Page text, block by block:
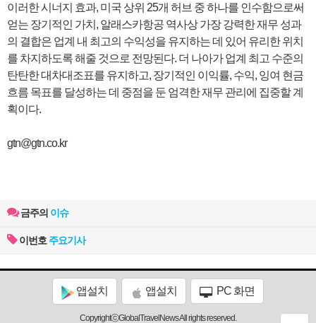
이러한 시너지 효과, 미국 상위 25개 허브 중 하나를 인수함으로써
얻는 장기적인 가치, 알래스카항공 역사상 가장 강력한 재무 성과
의 결합은 업계 내 최고의 수익성을 유지하는 데 있어 유리한 위치
를 차지하도록 해줄 것으로 전망된다. 더 나아가 업계 최고 수준의
탄탄한 대차대조표를 유지하고, 장기적인 이익률, 수익, 잉여 현금
흐름 목표를 달성하는 데 중점을 둔 엄격한 재무 관리에 집중할 계
획이다.
gtn@gtn.co.kr
금주의 이슈
이번호 주요기사
앱설치 앱설치 PC 화면
CopyrightⓒGlobalTravelNews All rights reserved.